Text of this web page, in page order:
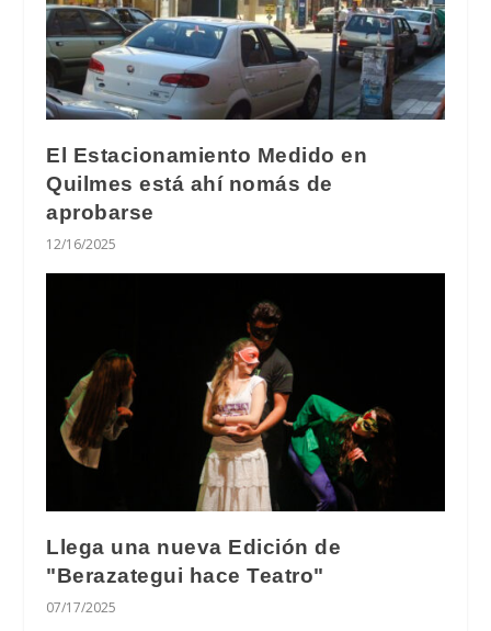
El Estacionamiento Medido en
Quilmes está ahí nomás de
aprobarse
12/16/2025
Llega una nueva Edición de
"Berazategui hace Teatro"
07/17/2025